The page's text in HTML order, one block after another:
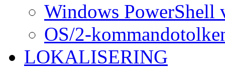
Windows PowerShell
OS/2-
LOKALISERING